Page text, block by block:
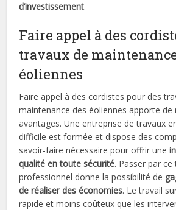
d’investissement.
Faire appel à des
travaux de
éoliennes
Faire appel à des cordistes pour des
maintenance des éoliennes apporte de
avantages. Une entreprise de travaux
difficile est formée et dispose des
savoir-faire nécessaire pour offrir une
qualité en toute sécurité. Passer par ce
professionnel donne la possibilité de
de réaliser des économies. Le travail
rapide et moins coûteux que les